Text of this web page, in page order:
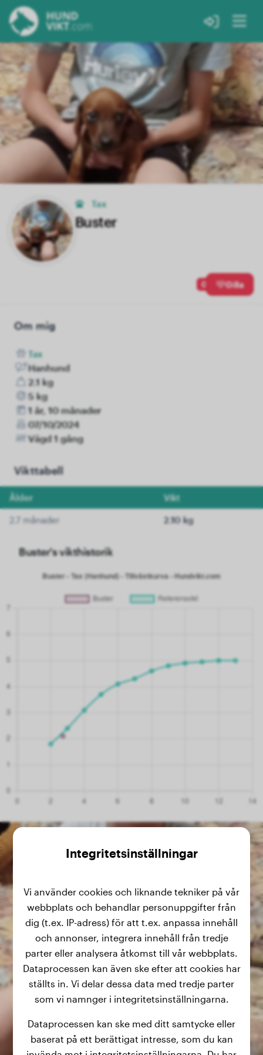
Tax
Buster
0 Gilla
Om mig
Tax
Hanhund
2.1 kg
5 kg
1 år, 10 månader
07/10/2024
Vägd 1 gång
Vikttabell
Ålder Vikt
2.7 månader 2.10 kg
Buster's vikthistorik
Integritetsinställningar
Vi använder cookies och liknande tekniker på vår
webbplats och behandlar personuppgifter från
dig (t.ex. IP-adress) för att t.ex. anpassa innehåll
och annonser, integrera innehåll från tredje
parter eller analysera åtkomst till vår webbplats.
Dataprocessen kan även ske efter att cookies har
ställts in. Vi delar dessa data med tredje parter
som vi namnger i integritetsinställningarna.
Dataprocessen kan ske med ditt samtycke eller
baserat på ett berättigat intresse, som du kan